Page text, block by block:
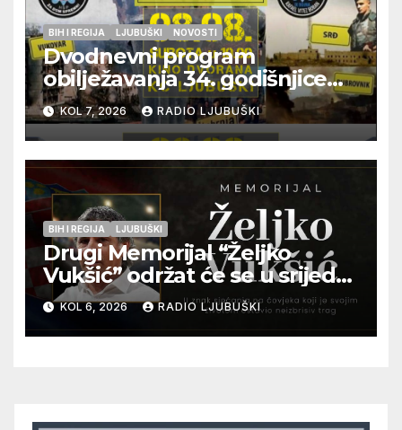
BIH I REGIJA LJUBUŠKI NOVOSTI
Dvodnevni program
obilježavanja 34. godišnjice
pogibije generala Blaža
Kraljevića i osmorice
pripadnika HOS-a
KOL 7, 2026 RADIO LJUBUŠKI
BIH I REGIJA LJUBUŠKI
Drugi Memorijal “Željko
Vukšić” održat će se u srijedu
12. kolovoza u Otoku
KOL 6, 2026 RADIO LJUBUŠKI